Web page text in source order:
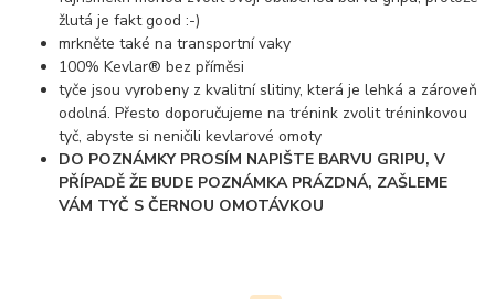
žlutá je fakt good :-)
mrkněte také na transportní vaky
100% Kevlar® bez příměsi
tyče jsou vyrobeny z kvalitní slitiny, která je lehká a zároveň
odolná. Přesto doporučujeme na trénink zvolit tréninkovou
tyč, abyste si neničili kevlarové omoty
DO POZNÁMKY PROSÍM NAPIŠTE BARVU GRIPU, V
PŘÍPADĚ ŽE BUDE POZNÁMKA PRÁZDNÁ, ZAŠLEME
VÁM TYČ S ČERNOU OMOTÁVKOU